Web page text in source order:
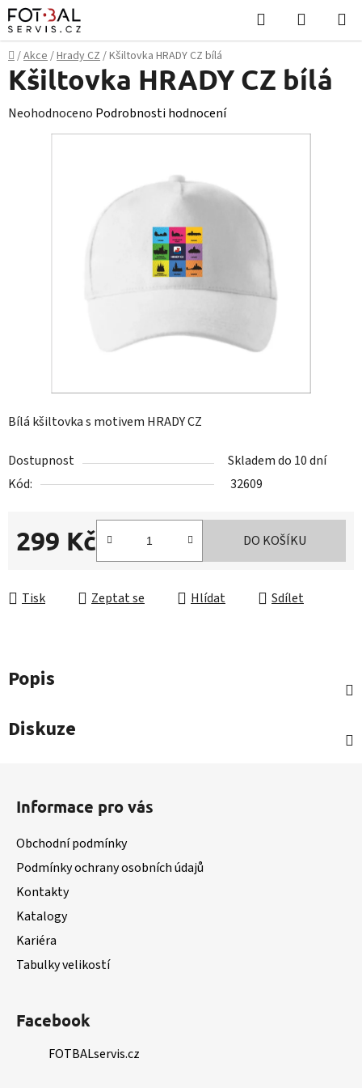
Přejít
na
obsah
Hledat
KOŠÍK
Domů
/Akce/Hrady CZ/Kšiltovka HRADY CZ bílá
Bílá kšiltovka s motivem HRADY CZ
Dostupnost
Skladem do 10 dní
Kód:
32609
299 Kč DO KOŠÍKU
Tisk Zeptat se Hlídat Sdílet
Kšiltovka HRADY CZ bílá
Průměrné
hodnocení
Neohodnoceno Podrobnosti hodnocení
Popis
Diskuze
Informace pro vás
Obchodní podmínky
Podmínky ochrany osobních údajů
Kontakty
Katalogy
Kariéra
Tabulky velikostí
Facebook
FOTBALservis.cz